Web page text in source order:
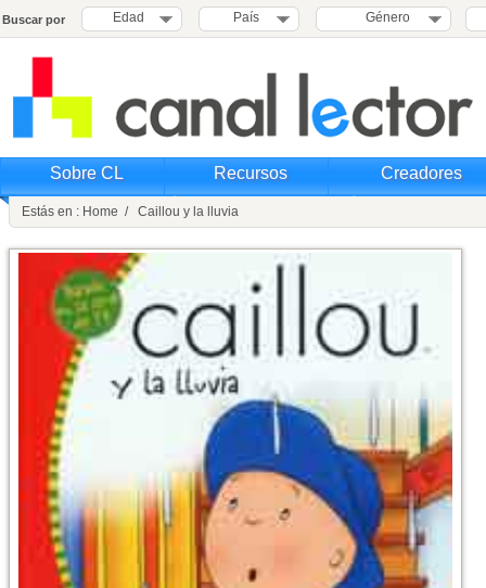
Buscar por Edad País Género
Sobre CL Recursos Creadores
Estás en : Home / Caillou y la lluvia